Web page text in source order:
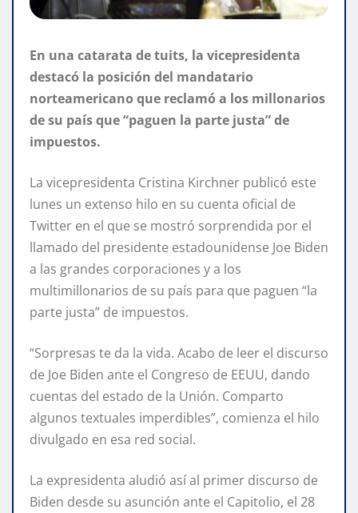
En una catarata de tuits, la vicepresidenta
destacó la posición del mandatario
norteamericano que reclamó a los millonarios
de su país que “paguen la parte justa” de
impuestos.
La vicepresidenta Cristina Kirchner publicó este
lunes un extenso hilo en su cuenta oficial de
Twitter en el que se mostró sorprendida por el
llamado del presidente estadounidense Joe Biden
a las grandes corporaciones y a los
multimillonarios de su país para que paguen “la
parte justa” de impuestos.
“Sorpresas te da la vida. Acabo de leer el discurso
de Joe Biden ante el Congreso de EEUU, dando
cuentas del estado de la Unión. Comparto
algunos textuales imperdibles”, comienza el hilo
divulgado en esa red social.
La expresidenta aludió así al primer discurso de
Biden desde su asunción ante el Capitolio, el 28